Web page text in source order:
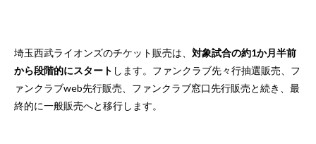
埼玉西武ライオンズのチケット販売は、 対象試合の約1か月半前
から段階的にスタート します。ファンクラブ先々行抽選販売、フ
ァンクラブweb先行販売、ファンクラブ窓口先行販売と続き、最
終的に一般販売へと移行します。